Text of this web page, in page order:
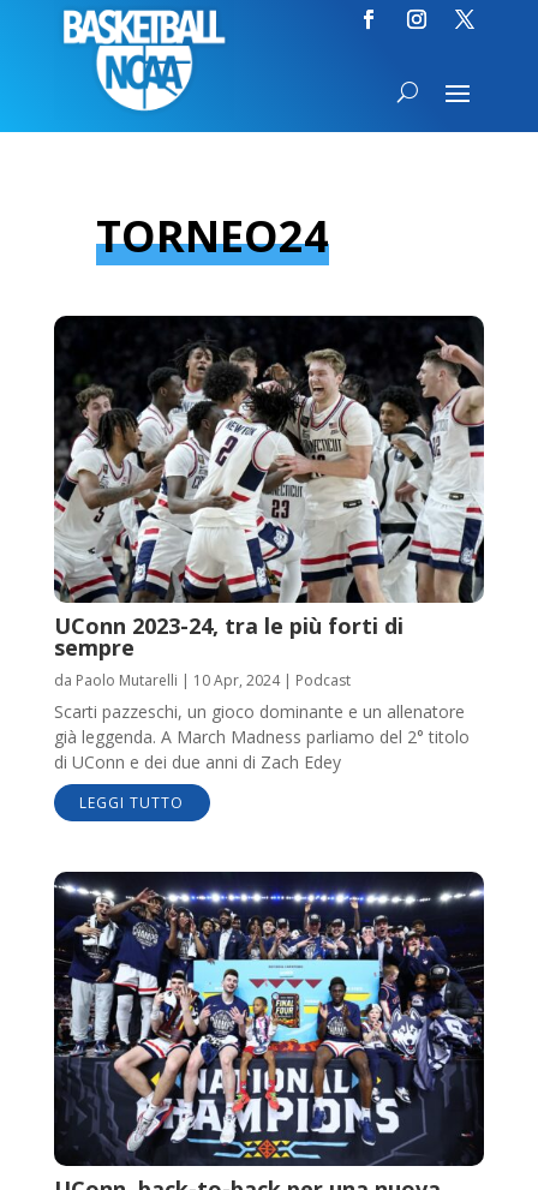
TORNEO24
UConn 2023-24, tra le più forti di
sempre
da Paolo Mutarelli | 10 Apr, 2024| Podcast
Scarti pazzeschi, un gioco dominante e un allenatore
già leggenda. A March Madness parliamo del 2° titolo
di UConn e dei due anni di Zach Edey
LEGGI TUTTO